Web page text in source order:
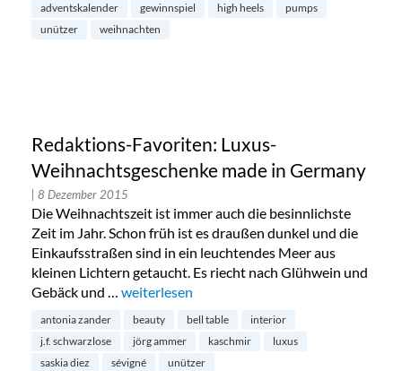
adventskalender gewinnspiel high heels
pumps
unützer
weihnachten
Redaktions-Favoriten: Luxus-
Weihnachtsgeschenke made in Germany
| 8 Dezember 2015
Die Weihnachtszeit ist immer auch die besinnlichste
Zeit im Jahr. Schon früh ist es draußen dunkel und die
Einkaufsstraßen sind in ein leuchtendes Meer aus
kleinen Lichtern getaucht. Es riecht nach Glühwein und
Gebäck und … „Redaktions-Favoriten: Luxus-
weiterlesen
antonia zander beauty bell table
interior
j.f. schwarzlose
jörg ammer kaschmir
luxus
saskia diez
sévigné unützer